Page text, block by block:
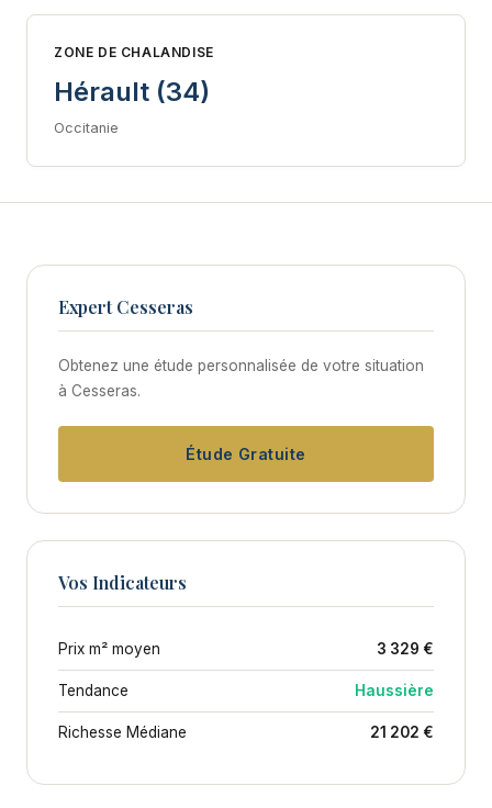
ZONE DE CHALANDISE
Hérault (34)
Occitanie
Expert Cesseras
Obtenez une étude personnalisée de votre situation
à Cesseras.
Étude Gratuite
Vos Indicateurs
Prix m² moyen 3 329 €
Tendance Haussière
Richesse Médiane 21 202 €